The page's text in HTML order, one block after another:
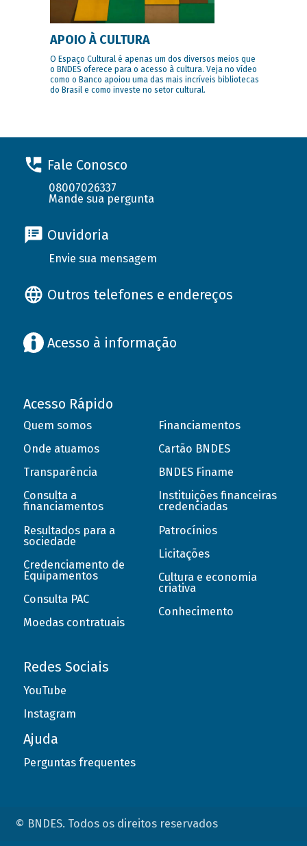
APOIO À CULTURA
O Espaço Cultural é apenas um dos diversos meios que
o BNDES oferece para o acesso à cultura. Veja no vídeo
como o Banco apoiou uma das mais incríveis bibliotecas
do Brasil e como investe no setor cultural.
Fale Conosco
08007026337
Mande sua pergunta
Ouvidoria
Envie sua mensagem
Outros telefones e endereços
Acesso à informação
Acesso Rápido
Quem somos
Onde atuamos
Transparência
Consulta a
financiamentos
Resultados para a
sociedade
Credenciamento de
Equipamentos
Consulta PAC
Moedas contratuais
Financiamentos
Cartão BNDES
BNDES Finame
Instituições financeiras
credenciadas
Patrocínios
Licitações
Cultura e economia
criativa
Conhecimento
Redes Sociais
YouTube
Instagram
Ajuda
Perguntas frequentes
© BNDES. Todos os direitos reservados